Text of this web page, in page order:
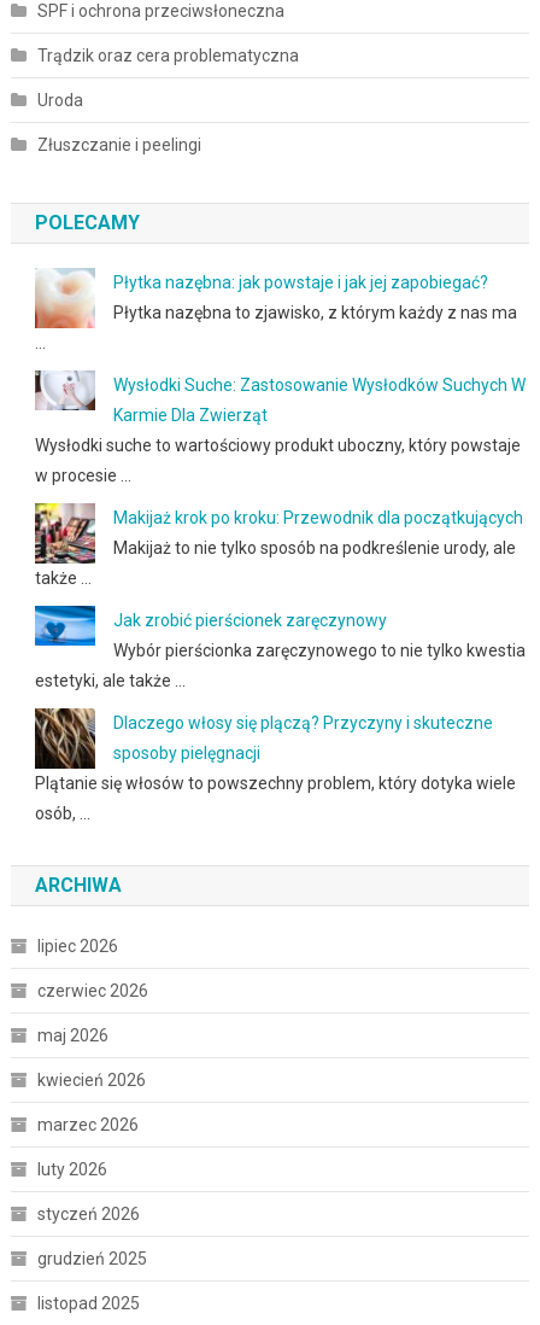
SPF i ochrona przeciwsłoneczna
Trądzik oraz cera problematyczna
Uroda
Złuszczanie i peelingi
POLECAMY
Płytka nazębna: jak powstaje i jak jej zapobiegać?
Płytka nazębna to zjawisko, z którym każdy z nas ma
Wysłodki Suche: Zastosowanie Wysłodków Suchych W
Karmie Dla Zwierząt
Wysłodki suche to wartościowy produkt uboczny, który powstaje
w procesie …
Makijaż krok po kroku: Przewodnik dla początkujących
Makijaż to nie tylko sposób na podkreślenie urody, ale
także …
Jak zrobić pierścionek zaręczynowy
Wybór pierścionka zaręczynowego to nie tylko kwestia
estetyki, ale także …
Dlaczego włosy się plączą? Przyczyny i skuteczne
sposoby pielęgnacji
Plątanie się włosów to powszechny problem, który dotyka wiele
osób, …
ARCHIWA
lipiec 2026
czerwiec 2026
maj 2026
kwiecień 2026
marzec 2026
luty 2026
styczeń 2026
grudzień 2025
listopad 2025